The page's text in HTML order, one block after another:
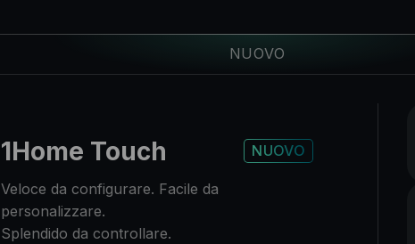
NUOVO
NUOVO
1Home Touch
Veloce da configurare. Facile da
personalizzare.
Splendido da controllare.